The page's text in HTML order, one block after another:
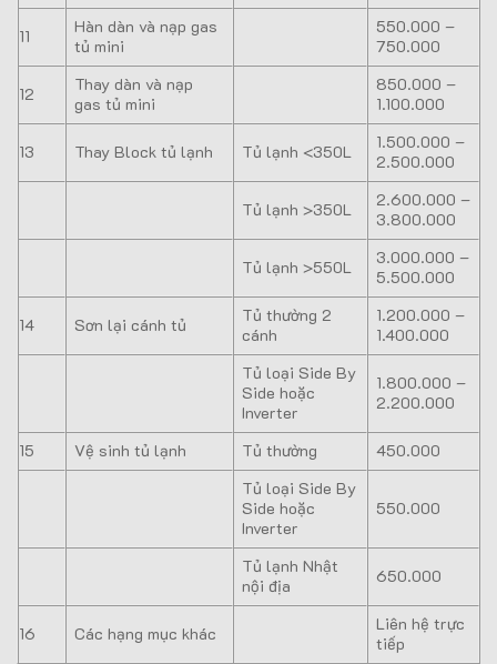
11
Hàn dàn và nạp gas
tủ mini
550.000 –
750.000
12
Thay dàn và nạp
gas tủ mini
850.000 –
1.100.000
13 Thay Block tủ lạnh Tủ lạnh <350L
1.500.000 –
2.500.000
Tủ lạnh >350L
2.600.000 –
3.800.000
Tủ lạnh >550L
3.000.000 –
5.500.000
14 Sơn lại cánh tủ
Tủ thường 2
cánh
1.200.000 –
1.400.000
Tủ loại Side By
Side hoặc
Inverter
1.800.000 –
2.200.000
15 Vệ sinh tủ lạnh Tủ thường
450.000
Tủ loại Side By
Side hoặc
Inverter
550.000
Tủ lạnh Nhật
nội địa
650.000
16 Các hạng mục khác
Liên hệ trực
tiếp